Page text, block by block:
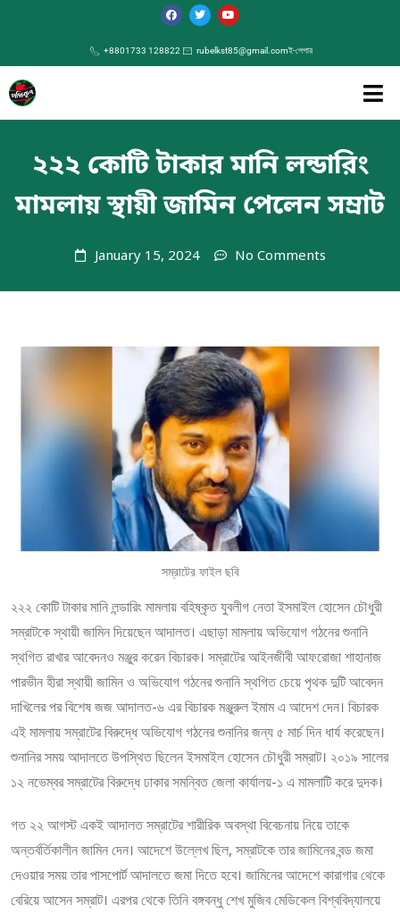
+8801733 128822 rubelkst85@gmail.comই-পেপার
২২২ কোটি টাকার মানি লন্ডারিং
মামলায় স্থায়ী জামিন পেলেন সম্রাট
January 15, 2024 No Comments
সম্রাটের ফাইল ছবি
২২২ কোটি টাকার মানি লন্ডারিং মামলায় বহিষ্কৃত যুবলীগ নেতা ইসমাইল হোসেন চৌধুরী
সম্রাটকে স্থায়ী জামিন দিয়েছেন আদালত। এছাড়া মামলায় অভিযোগ গঠনের শুনানি
স্থগিত রাখার আবেদনও মঞ্জুর করেন বিচারক। সম্রাটের আইনজীবী আফরোজা শাহানাজ
পারভীন হীরা স্থায়ী জামিন ও অভিযোগ গঠনের শুনানি স্থগিত চেয়ে পৃথক দুটি আবেদন
দাখিলের পর বিশেষ জজ আদালত-৬ এর বিচারক মঞ্জুরুল ইমাম এ আদেশ দেন। বিচারক
এই মামলায় সম্রাটের বিরুদ্ধে অভিযোগ গঠনের শুনানির জন্য ৫ মার্চ দিন ধার্য করেছেন।
শুনানির সময় আদালতে উপস্থিত ছিলেন ইসমাইল হোসেন চৌধুরী সম্রাট। ২০১৯ সালের
১২ নভেম্বর সম্রাটের বিরুদ্ধে ঢাকার সমন্বিত জেলা কার্যালয়-১ এ মামলাটি করে দুদক।
গত ২২ আগস্ট একই আদালত সম্রাটের শারীরিক অবস্থা বিবেচনায় নিয়ে তাকে
অন্তর্বর্তিকালীন জামিন দেন। আদেশে উল্লেখ ছিল, সম্রাটকে তার জামিনের বন্ড জমা
দেওয়ার সময় তার পাসপোর্ট আদালতে জমা দিতে হবে। জামিনের আদেশে কারাগার থেকে
বেরিয়ে আসেন সম্রাট। এরপর থেকে তিনি বঙ্গবন্ধু শেখ মুজিব মেডিকেল বিশ্ববিদ্যালয়ে